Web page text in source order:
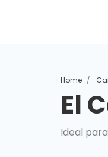
Home
El
Ideal